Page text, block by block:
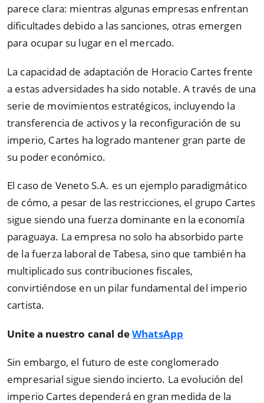
parece clara: mientras algunas empresas enfrentan
dificultades debido a las sanciones, otras emergen
para ocupar su lugar en el mercado.
La capacidad de adaptación de Horacio Cartes frente
a estas adversidades ha sido notable. A través de una
serie de movimientos estratégicos, incluyendo la
transferencia de activos y la reconfiguración de su
imperio, Cartes ha logrado mantener gran parte de
su poder económico.
El caso de Veneto S.A. es un ejemplo paradigmático
de cómo, a pesar de las restricciones, el grupo Cartes
sigue siendo una fuerza dominante en la economía
paraguaya. La empresa no solo ha absorbido parte
de la fuerza laboral de Tabesa, sino que también ha
multiplicado sus contribuciones fiscales,
convirtiéndose en un pilar fundamental del imperio
cartista.
Unite a nuestro canal deWhatsApp
Sin embargo, el futuro de este conglomerado
empresarial sigue siendo incierto. La evolución del
imperio Cartes dependerá en gran medida de la